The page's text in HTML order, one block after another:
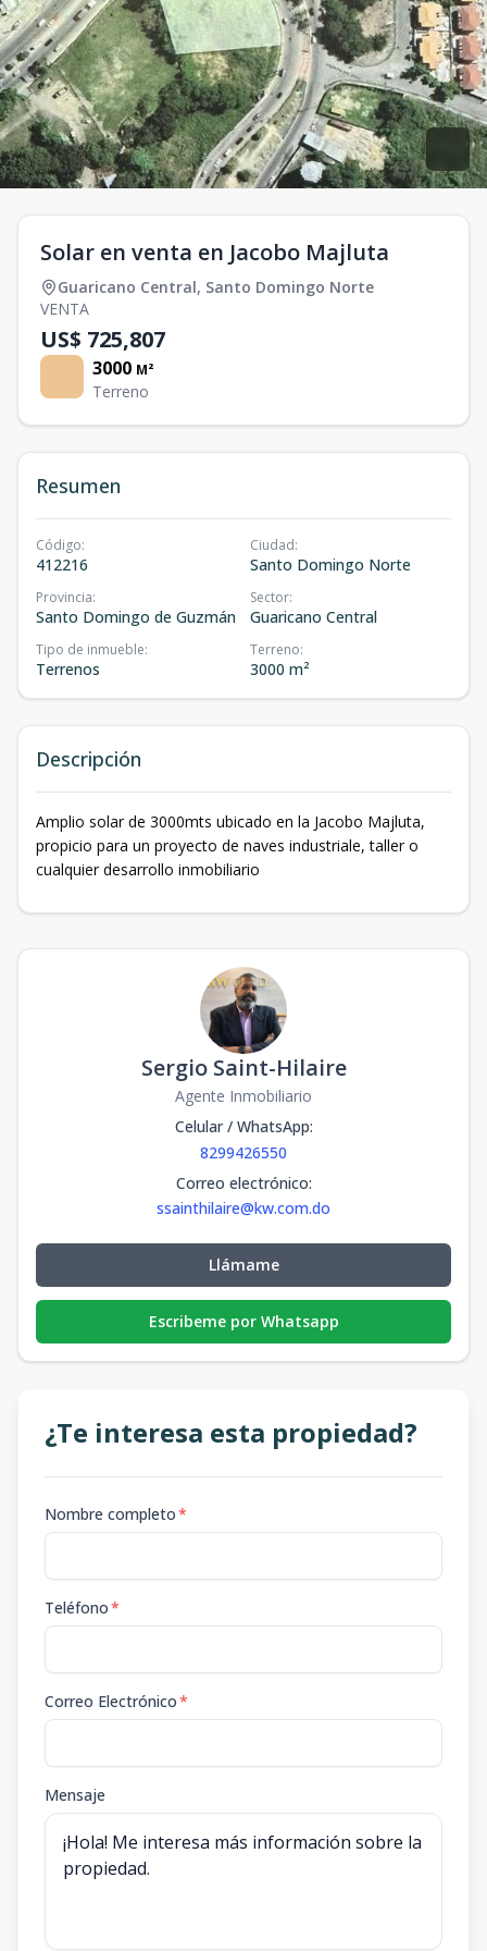
Solar en venta en Jacobo Majluta
Guaricano Central, Santo Domingo Norte
VENTA
US$ 725,807
3000 M²
Terreno
Resumen
Código:
412216
Ciudad:
Santo Domingo Norte
Provincia:
Santo Domingo de Guzmán
Sector:
Guaricano Central
Tipo de inmueble:
Terrenos
Terreno:
3000 m²
Descripción
Amplio solar de 3000mts ubicado en la Jacobo Majluta,
propicio para un proyecto de naves industriale, taller o
cualquier desarrollo inmobiliario
Sergio Saint-Hilaire
Agente Inmobiliario
Celular / WhatsApp:
8299426550
Correo electrónico:
ssainthilaire@kw.com.do
Llámame
Escribeme por Whatsapp
¿Te interesa esta propiedad?
Nombre completo*
Teléfono*
Correo Electrónico*
Mensaje